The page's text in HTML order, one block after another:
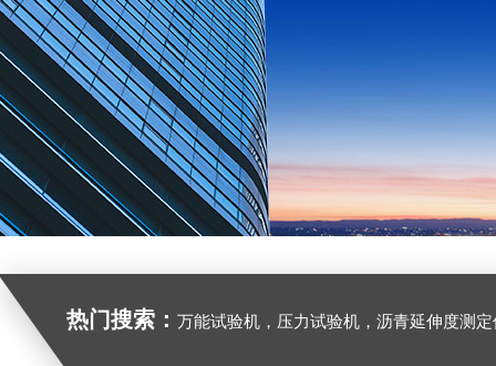
热门搜索： 万能试验机，压力试验机，沥青延伸度测定仪，沥青混合料拌合机，全自动沥青混合料离心式抽提仪，马歇尔电动